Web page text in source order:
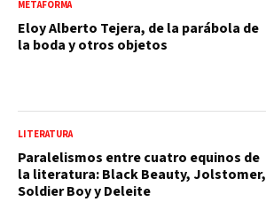
METAFORMA
Eloy Alberto Tejera, de la parábola de
la boda y otros objetos
LITERATURA
Paralelismos entre cuatro equinos de
la literatura: Black Beauty, Jolstomer,
Soldier Boy y Deleite